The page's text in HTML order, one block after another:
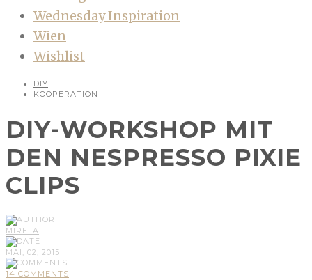
Wednesday Inspiration
Wien
Wishlist
DIY
KOOPERATION
DIY-WORKSHOP MIT
DEN NESPRESSO PIXIE
CLIPS
MIRELA
MAI, 02, 2015
14 COMMENTS